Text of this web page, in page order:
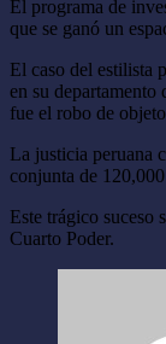
El programa de
que se ganó un
El caso del estilista
en su
fue el robo de
La justicia peruana
conjunta de
Este trágico suceso
Cuarto Poder.